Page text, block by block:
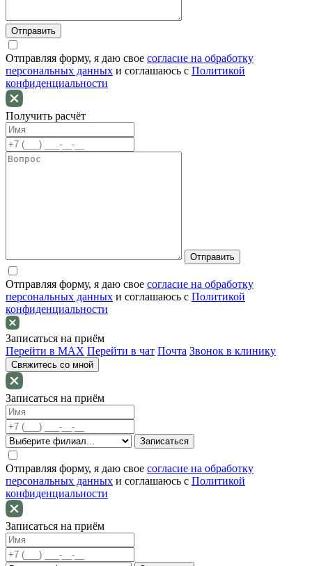
Отправляя форму, я даю свое согласие на обработку
персональных данных и соглашаюсь c Политикой
конфиденциальности
Получить расчёт
Отправляя форму, я даю свое согласие на обработку
персональных данных и соглашаюсь c Политикой
конфиденциальности
Записаться на приём
Перейти в MAX Перейти в чат Почта Звонок в клинику
Свяжитесь со мной
Записаться на приём
Отправляя форму, я даю свое согласие на обработку
персональных данных и соглашаюсь c Политикой
конфиденциальности
Записаться на приём